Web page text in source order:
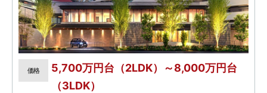
価格
5,700万円台（2LDK）～8,000万円台
（3LDK）